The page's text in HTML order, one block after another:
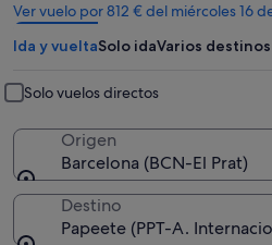
Ver vuelo por 812 € del miércoles 16
Se
abre
en
ventana
nueva
Ida y vueltaSolo idaVarios destinos
Solo vuelos directos
Origen
Barcelona (BCN-El Prat)
Destino
Papeete (PPT-A.